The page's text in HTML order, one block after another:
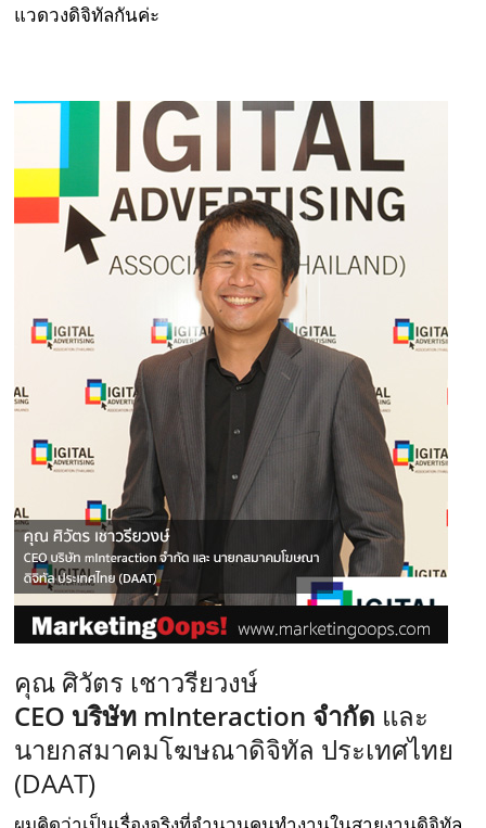
แวดวงดิจิทัลกันค่ะ
คุณ ศิวัตร เชาวรียวงษ์
CEO บริษัท mInteraction จำกัด และ
นายกสมาคมโฆษณาดิจิทัล ประเทศไทย
(DAAT)